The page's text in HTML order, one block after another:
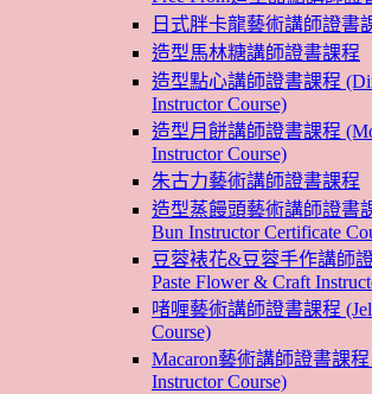
日式胖卡龍藝術講師證書
造型馬林糖講師證書課程
造型點心講師證書課程
Instructor Course)
造型月餅講師證書課程
Instructor Course)
朱古力藝術講師證書課程
造型蒸饅頭藝術講師證書
Bun Instructor Certificate
豆蓉裱花&豆蓉手作講師
Paste Flower & Craft
啫喱藝術講師證書課程
Course)
Macaron藝術講師證書課程
Instructor Course)